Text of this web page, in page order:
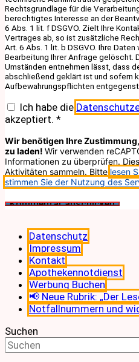
Rechtsgrundlage für die
berechtigtes Interesse an der
6 Abs. 1 lit. f DSGVO. Zielt Ihre
Vertrages ab, so ist zusätzliche
Art. 6 Abs. 1 lit. b DSGVO. Ihre
Bearbeitung Ihrer Anfrage gelöscht.
Umständen entnehmen lässt, dass
abschließend geklärt ist und sofern
Aufbewahrungspflichten
Ich habe die
akzeptiert. *
Wir benötigen Ihre
zu laden! Wir verwenden
Informationen zu überprüfen.
Aktivitäten sammeln. Bitte lesen
stimmen Sie der Nutzung des
Datenschutz
Impressum
Kontakt
Apothekennotdienst
Werbung Buchen
📢 Neue Rubrik: „Der
Notfallnummern und
Suchen